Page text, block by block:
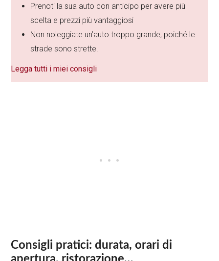
Prenoti la sua auto con anticipo per avere più
scelta e prezzi più vantaggiosi
Non noleggiate un’auto troppo grande, poiché le
strade sono strette.
Legga tutti i miei consigli
Consigli pratici: durata, orari di